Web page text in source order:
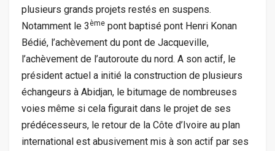
plusieurs grands projets restés en suspens.
Notamment le 3 ème pont baptisé pont Henri Konan
Bédié, l’achèvement du pont de Jacqueville,
l’achèvement de l’autoroute du nord. A son actif, le
président actuel a initié la construction de plusieurs
échangeurs à Abidjan, le bitumage de nombreuses
voies même si cela figurait dans le projet de ses
prédécesseurs, le retour de la Côte d’Ivoire au plan
international est abusivement mis à son actif par ses